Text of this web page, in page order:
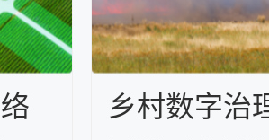
乡村数字治